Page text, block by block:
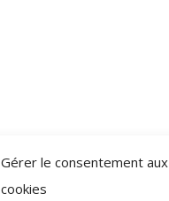
Gérer le consentement aux
cookies